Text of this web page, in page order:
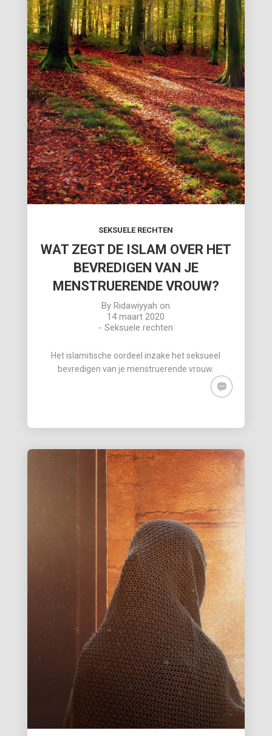
SEKSUELE RECHTEN
WAT ZEGT DE ISLAM OVER HET
BEVREDIGEN VAN JE
MENSTRUERENDE VROUW?
ByRidawiyyah on
14 maart 2020
-Seksuele rechten
Het islamitische oordeel inzake het seksueel
bevredigen van je menstruerende vrouw.